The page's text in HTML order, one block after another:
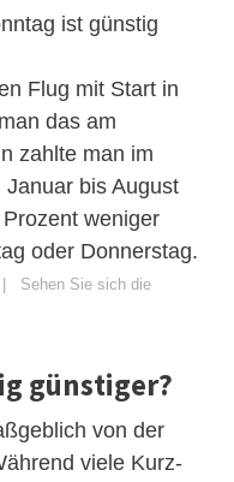
ist günstig
Flug mit Start in
das am
zahlte man im
bis August
weniger
oder Donnerstag.
Sehen Sie sich die
günstiger?
von der
viele Kurz-